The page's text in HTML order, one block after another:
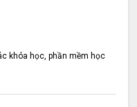
khóa học, phần mềm học